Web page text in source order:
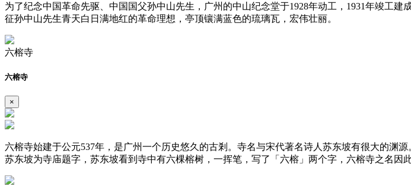
为了纪念中国革命先驱、中国国父孙中山先生，广州的中山纪念堂于1928年动工，1931年竣工
征孙中山先生青天白日满地红的革命理想，亭顶镶满蓝色的琉璃瓦，宏伟壮丽。
六榕寺
六榕寺
×
六榕寺始建于公元537年，是广州一个历史悠久的古剎。寺名与宋代著名诗人苏东坡有很大的渊
苏东坡为寺庙题字，苏东坡看到寺中有六棵榕树，一挥笔，写了「六榕」两个字，六榕寺之名因